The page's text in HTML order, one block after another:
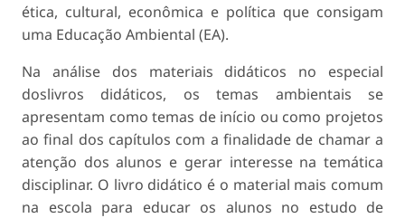
ética, cultural, econômica e política que consigam
uma Educação Ambiental (EA).
Na análise dos materiais didáticos no especial
doslivros didáticos, os temas ambientais se
apresentam como temas de início ou como projetos
ao final dos capítulos com a finalidade de chamar a
atenção dos alunos e gerar interesse na temática
disciplinar. O livro didático é o material mais comum
na escola para educar os alunos no estudo de